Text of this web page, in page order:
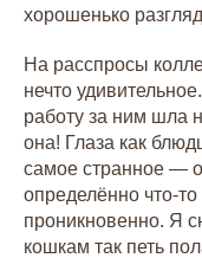
хорошенько
На расспросы
нечто
работу за ним шла
она! Глаза как
самое странное —
определённо что-
проникновенно. Я
кошкам так петь